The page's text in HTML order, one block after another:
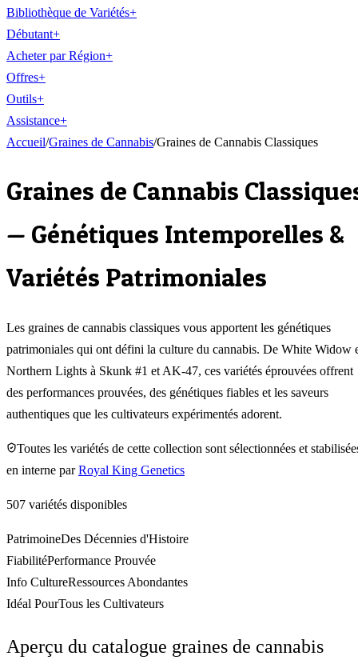
Bibliothèque de Variétés+
Débutant+
Acheter par Région+
Offres+
Outils+
Assistance+
Accueil/Graines de Cannabis/Graines de Cannabis Classiques
Graines de Cannabis
— Génétiques Intemporelles &
Variétés Patrimoniales
Les graines de cannabis classiques vous apportent les génétiques
patrimoniales qui ont défini la culture du cannabis. De White Widow
Northern Lights à Skunk #1 et AK-47, ces variétés éprouvées offrent
des performances prouvées, des génétiques fiables et les saveurs
authentiques que les cultivateurs expérimentés adorent.
Toutes les variétés de cette collection sont sélectionnées et
en interne par Royal King Genetics
507 variétés disponibles
PatrimoineDes Décennies d'Histoire
FiabilitéPerformance Prouvée
Info CultureRessources Abondantes
Idéal PourTous les Cultivateurs
Aperçu du catalogue graines de cannabis